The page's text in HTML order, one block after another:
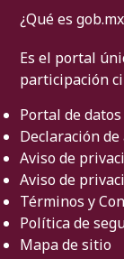
¿Qué es
Es el portal
participación
Portal de
Declaración
Aviso de
Aviso de
Términos y
Política de
Mapa de sitio